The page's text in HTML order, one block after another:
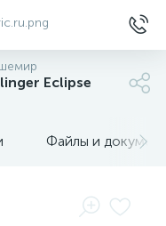
Eclipse
Файлы и